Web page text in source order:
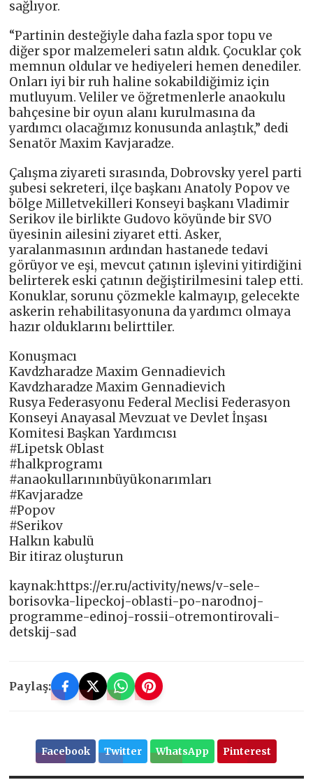
sağlıyor.
“Partinin desteğiyle daha fazla spor topu ve
diğer spor malzemeleri satın aldık. Çocuklar çok
memnun oldular ve hediyeleri hemen denediler.
Onları iyi bir ruh haline sokabildiğimiz için
mutluyum. Veliler ve öğretmenlerle anaokulu
bahçesine bir oyun alanı kurulmasına da
yardımcı olacağımız konusunda anlaştık,” dedi
Senatör Maxim Kavjaradze.
Çalışma ziyareti sırasında, Dobrovsky yerel parti
şubesi sekreteri, ilçe başkanı Anatoly Popov ve
bölge Milletvekilleri Konseyi başkanı Vladimir
Serikov ile birlikte Gudovo köyünde bir SVO
üyesinin ailesini ziyaret etti. Asker,
yaralanmasının ardından hastanede tedavi
görüyor ve eşi, mevcut çatının işlevini yitirdiğini
belirterek eski çatının değiştirilmesini talep etti.
Konuklar, sorunu çözmekle kalmayıp, gelecekte
askerin rehabilitasyonuna da yardımcı olmaya
hazır olduklarını belirttiler.
Konuşmacı
Kavdzharadze Maxim Gennadievich
Kavdzharadze Maxim Gennadievich
Rusya Federasyonu Federal Meclisi Federasyon
Konseyi Anayasal Mevzuat ve Devlet İnşası
Komitesi Başkan Yardımcısı
#Lipetsk Oblast
#halkprogramı
#anaokullarınınbüyükonarımları
#Kavjaradze
#Popov
#Serikov
Halkın kabulü
Bir itiraz oluşturun
kaynak:https://er.ru/activity/news/v-sele-
borisovka-lipeckoj-oblasti-po-narodnoj-
programme-edinoj-rossii-otremontirovali-
detskij-sad
Paylaş:
Facebook Twitter WhatsApp Pinterest